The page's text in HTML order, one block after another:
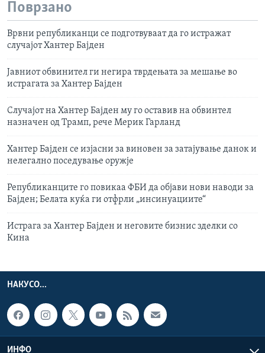
Поврзано
Врвни републиканци се подготвуваат да го истражат
случајот Хантер Бајден
Јавниот обвинител ги негира тврдењата за мешање во
истрагата за Хантер Бајден
Случајот на Хантер Бајден му го оставив на обвинтел
назначен од Трамп, рече Мерик Гарланд
Хантер Бајден се изјасни за виновен за затајување данок и
нелегално поседување оружје
Републиканците го повикаа ФБИ да објави нови наводи за
Бајден; Белата куќа ги отфрли „инсинуациите“
Истрага за Хантер Бајден и неговите бизнис зделки со
Кина
НАКУСО...
ИНФО